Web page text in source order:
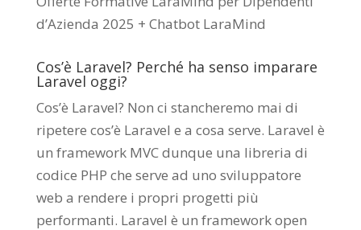
d’Azienda 2025 + Chatbot LaraMind
Cos’è Laravel? Perché ha senso imparare
Laravel oggi?
Cos’è Laravel? Non ci stancheremo mai di
ripetere cos’è Laravel e a cosa serve. Laravel è
un framework MVC dunque una libreria di
codice PHP che serve ad uno sviluppatore
web a rendere i propri progetti più
performanti. Laravel è un framework open